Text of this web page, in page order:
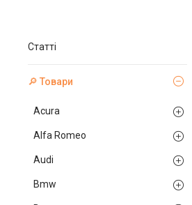
Статті
🔎 Товари
Acura
Alfa Romeo
Audi
Bmw